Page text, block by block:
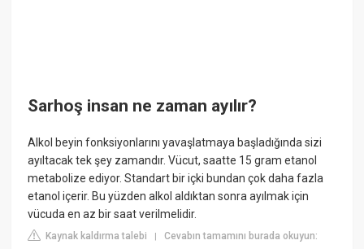
Sarhoş insan ne zaman ayılır?
Alkol beyin fonksiyonlarını yavaşlatmaya başladığında sizi
ayıltacak tek şey zamandır. Vücut, saatte 15 gram etanol
metabolize ediyor. Standart bir içki bundan çok daha fazla
etanol içerir. Bu yüzden alkol aldıktan sonra ayılmak için
vücuda en az bir saat verilmelidir.
Kaynak kaldırma talebi |Cevabın tamamını burada okuyun: